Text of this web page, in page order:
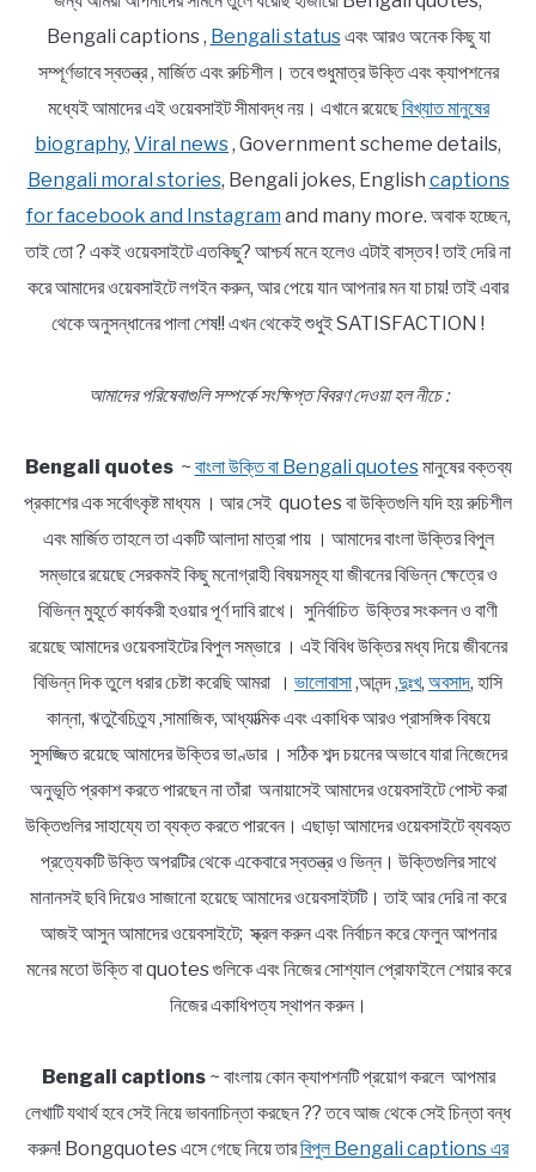
Bengali captions , Bengali statusএবং আরও অনেক কিছু যা
সম্পূর্ণভাবে স্বতন্ত্র , মার্জিত এবং রুচিশীল। তবে শুধুমাত্র উক্তি এবং ক্যাপশনের
মধ্যেই আমাদের এই ওয়েবসাইট সীমাবদ্ধ নয়। এখানে রয়েছেবিখ্যাত মানুষের
biography, Viral news, Government scheme details,
Bengali moral stories, Bengali jokes, English captions
for facebook and Instagram and many more. অবাক হচ্ছেন,
তাই তো ? একই ওয়েবসাইটে এতকিছু? আশ্চর্য মনে হলেও এটাই বাস্তব ! তাই দেরি না
করে আমাদের ওয়েবসাইটে লগইন করুন, আর পেয়ে যান আপনার মন যা চায়! তাই এবার
থেকে অনুসন্ধানের পালা শেষ!! এখন থেকেই শুধুই SATISFACTION !
আমাদের পরিষেবাগুলি সম্পর্কে সংক্ষিপ্ত বিবরণ দেওয়া হল নীচে :
Bengali quotes~ বাংলা উক্তি বা Bengali quotesমানুষের বক্তব্য
প্রকাশের এক সর্বোৎকৃষ্ট মাধ্যম । আর সেই quotes বা উক্তিগুলি যদি হয় রুচিশীল
এবং মার্জিত তাহলে তা একটি আলাদা মাত্রা পায় । আমাদের বাংলা উক্তির বিপুল
সম্ভারে রয়েছে সেরকমই কিছু মনোগ্রাহী বিষয়সমূহ যা জীবনের বিভিন্ন ক্ষেত্রে ও
বিভিন্ন মুহূর্তে কার্যকরী হওয়ার পূর্ণ দাবি রাখে। সুনির্বাচিত উক্তির সংকলন ও বাণী
রয়েছে আমাদের ওয়েবসাইটের বিপুল সম্ভারে । এই বিবিধ উক্তির মধ্য দিয়ে জীবনের
বিভিন্ন দিক তুলে ধরার চেষ্টা করেছি আমরা । ভালোবাসা,আনন্দ ,দুঃখ, অবসাদ, হাসি
কান্না, ঋতুবৈচিত্র্য ,সামাজিক, আধ্যাত্মিক এবং একাধিক আরও প্রাসঙ্গিক বিষয়ে
সুসজ্জিত রয়েছে আমাদের উক্তির ভাণ্ডার । সঠিক শব্দ চয়নের অভাবে যারা নিজেদের
অনুভূতি প্রকাশ করতে পারছেন না তাঁরা অনায়াসেই আমাদের ওয়েবসাইটে পোস্ট করা
উক্তিগুলির সাহায্যে তা ব্যক্ত করতে পারবেন। এছাড়া আমাদের ওয়েবসাইটে ব্যবহৃত
প্রত্যেকটি উক্তি অপরটির থেকে একেবারে স্বতন্ত্র ও ভিন্ন। উক্তিগুলির সাথে
মানানসই ছবি দিয়েও সাজানো হয়েছে আমাদের ওয়েবসাইটটি। তাই আর দেরি না করে
আজই আসুন আমাদের ওয়েবসাইটে; স্ক্রল করুন এবং নির্বাচন করে ফেলুন আপনার
মনের মতো উক্তি বা quotes গুলিকে এবং নিজের সোশ্যাল প্রোফাইলে শেয়ার করে
নিজের একাধিপত্য স্থাপন করুন।
Bengali captions~ বাংলায় কোন ক্যাপশনটি প্রয়োগ করলে আপমার
লেখাটি যথার্থ হবে সেই নিয়ে ভাবনাচিন্তা করছেন ?? তবে আজ থেকে সেই চিন্তা বন্ধ
করুন! Bongquotes এসে গেছে নিয়ে তারবিপুল Bengali captions এর